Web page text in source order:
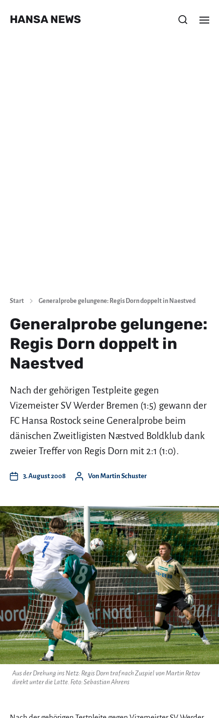
HANSA NEWS
Start Generalprobe gelungene: Regis Dorn doppelt in Naestved
Generalprobe gelungene:
Regis Dorn doppelt in
Naestved
Nach der gehörigen Testpleite gegen
Vizemeister SV Werder Bremen (1:5) gewann der
FC Hansa Rostock seine Generalprobe beim
dänischen Zweitligisten Næstved Boldklub dank
zweier Treffer von Regis Dorn mit 2:1 (1:0).
3. August 2008 Von Martin Schuster
Aus der Drehung ins Netz: Regis Dorn traf nach Zuspiel von Martin Retov
direkt unter die Latte. Foto: Sebastian Ahrens